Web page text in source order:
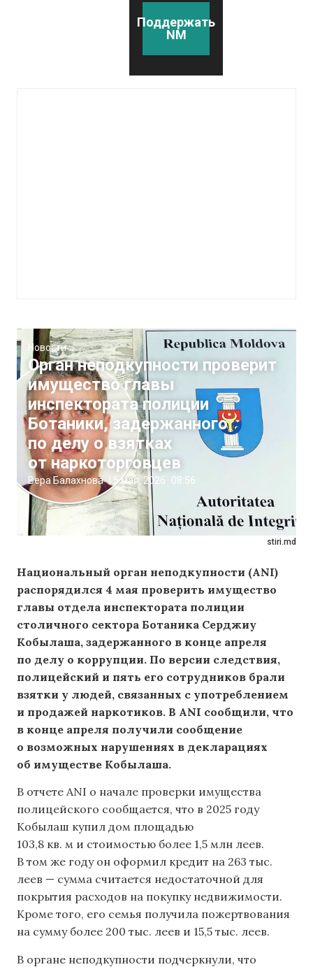
Поддержать
NM
stiri.md
Новости
Орган неподкупности проверит
имущество главы
инспектората полиции
Ботаники, задержанного
по делу о взятках
от наркоторговцев
Вера Балахнова 5 мая, 2026 08:56
Национальный орган неподкупности (ANI)
распорядился 4 мая проверить имущество
главы отдела инспектората полиции
столичного сектора Ботаника Серджиу
Кобылаша, задержанного в конце апреля
по делу о коррупции. По версии следствия,
полицейский и пять его сотрудников брали
взятки у людей, связанных с употреблением
и продажей наркотиков. В ANI сообщили, что
в конце апреля получили сообщение
о возможных нарушениях в декларациях
об имуществе Кобылаша.
В отчете ANI о начале проверки имущества
полицейского сообщается, что в 2025 году
Кобылаш купил дом площадью
103,8 кв. м и стоимостью более 1,5 млн леев.
В том же году он оформил кредит на 263 тыс.
леев — сумма считается недостаточной для
покрытия расходов на покупку недвижимости.
Кроме того, его семья получила пожертвования
на сумму более 200 тыс. леев и 15,5 тыс. леев.
В органе неподкупности подчеркнули, что